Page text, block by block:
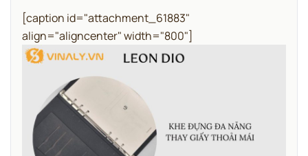
[caption id="attachment_61883"
align="aligncenter" width="800"]